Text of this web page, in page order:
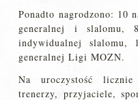
Ponadto nagrodzono: 10
generalnej i slalomu,
indywidualnej slalomu,
generalnej Ligi MOZN.
Na uroczystość
trenerzy, przyjaciele,